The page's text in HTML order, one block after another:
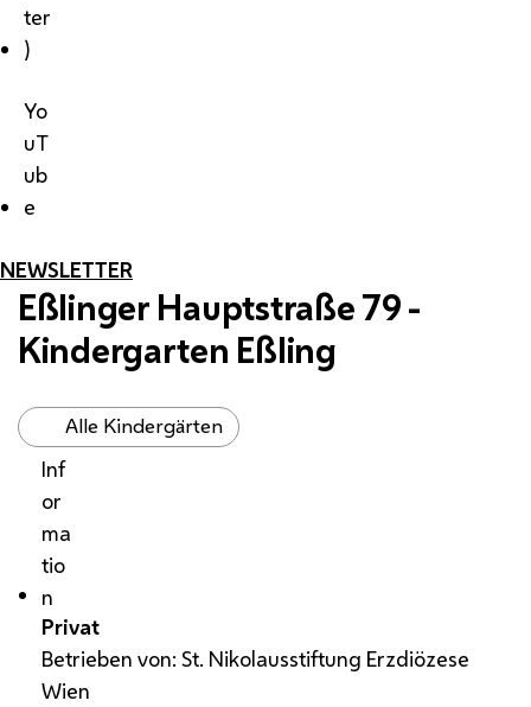
ter
)
Yo
uT
ub
e
NEWSLETTER
Eßlinger Hauptstraße 79 -
Kindergarten Eßling
Alle Kindergärten
Inf
or
ma
tio
n
Privat
Betrieben von: St. Nikolausstiftung Erzdiözese
Wien